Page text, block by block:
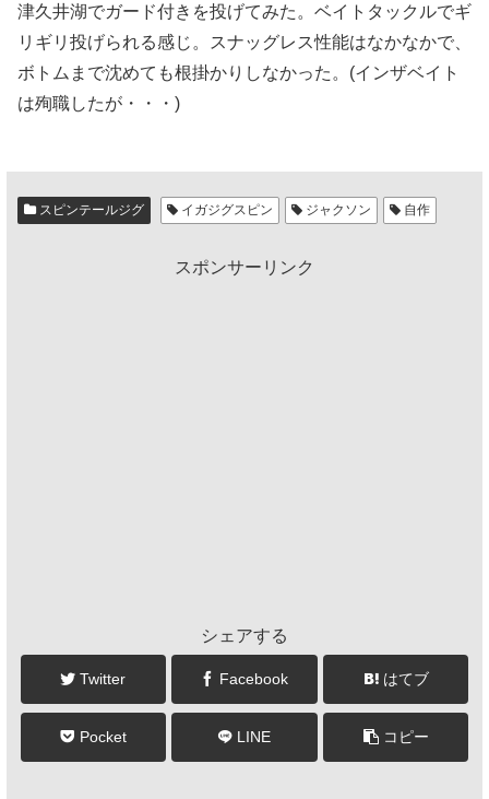
津久井湖でガード付きを投げてみた。ベイトタックルでギ
リギリ投げられる感じ。スナッグレス性能はなかなかで、
ボトムまで沈めても根掛かりしなかった。(インザベイト
は殉職したが・・・)
スピンテールジグ イガジグスピン ジャクソン 自作
スポンサーリンク
シェアする
Twitter Facebook はてブ
Pocket LINE コピー